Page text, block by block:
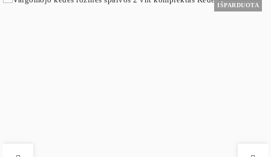
IŠPARDUOTA